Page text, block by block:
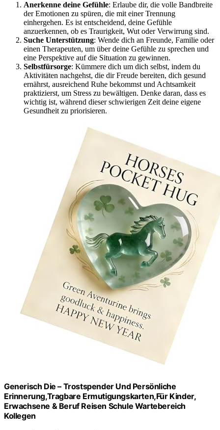
Anerkenne deine Gefühle: Erlaube dir, die volle Bandbreite
der Emotionen zu spüren, die mit einer Trennung
einhergehen. Es ist entscheidend, deine Gefühle
anzuerkennen, ob es Traurigkeit, Wut oder Verwirrung sind.
Suche Unterstützung: Wende dich an Freunde, Familie oder
einen Therapeuten, um über deine Gefühle zu sprechen und
eine Perspektive auf die Situation zu gewinnen.
Selbstfürsorge: Kümmere dich um dich selbst, indem du
Aktivitäten nachgehst, die dir Freude bereiten, dich gesund
ernährst, ausreichend Ruhe bekommst und Achtsamkeit
praktizierst, um Stress zu bewältigen. Denke daran, dass es
wichtig ist, während dieser schwierigen Zeit deine eigene
Gesundheit zu priorisieren.
Generisch Die – Trostspender Und Persönliche
Erinnerung,Tragbare Ermutigungskarten,Für Kinder,
Erwachsene & Beruf Reisen Schule Wartebereich
Kollegen